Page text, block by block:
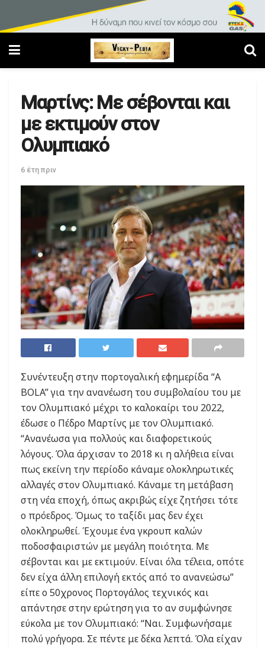
Μαρτίνς: Με σέβονται και
με εκτιμούν στον
Ολυμπιακό
6 έτη πριν
Συνέντευξη στην πορτογαλική εφημερίδα “A
BOLA” για την ανανέωση του συμβολαίου του με
τον Ολυμπιακό μέχρι το καλοκαίρι του 2022,
έδωσε ο Πέδρο Μαρτίνς με τον Ολυμπιακό.
“Ανανέωσα για πολλούς και διαφορετικούς
λόγους. Όλα άρχισαν το 2018 κι η αλήθεια είναι
πως εκείνη την περίοδο κάναμε ολοκληρωτικές
αλλαγές στον Ολυμπιακό. Κάναμε τη μετάβαση
στη νέα εποχή, όπως ακριβώς είχε ζητήσει τότε
ο πρόεδρος. Όμως το ταξίδι μας δεν έχει
ολοκληρωθεί. Έχουμε ένα γκρουπ καλών
ποδοσφαιριστών με μεγάλη ποιότητα. Με
σέβονται και με εκτιμούν. Είναι όλα τέλεια, οπότε
δεν είχα άλλη επιλογή εκτός από το ανανεώσω”
είπε ο 50χρονος Πορτογάλος τεχνικός και
απάντησε στην ερώτηση για το αν συμφώνησε
εύκολα με τον Ολυμπιακό: “Ναι. Συμφωνήσαμε
πολύ γρήγορα. Σε πέντε με δέκα λεπτά. Όλα είχαν